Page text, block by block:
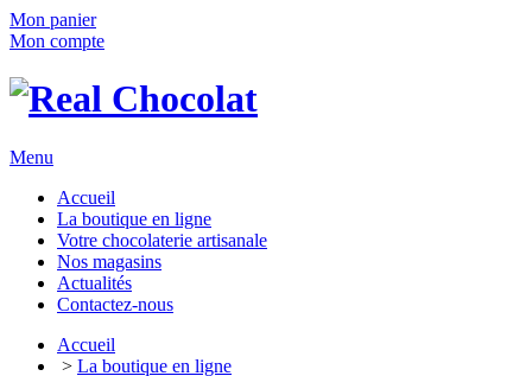
Mon panier
Mon compte
Menu
Accueil
La boutique en ligne
Votre chocolaterie artisanale
Nos magasins
Actualités
Contactez-nous
Accueil
> La boutique en ligne